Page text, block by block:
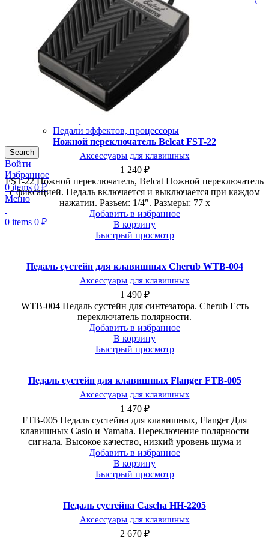
Тренировочные пэды
Ударные
Укулеле
Медиаторы для укулеле
Ремни для укулелеле
Стойки и держатели для укулеле
Укулеле
Фурнитура для укулеле
Чехлы для укулеле
Усилители, комбики, процессоры, педали
Педали эффектов, процессоры
Search
Войти
Избранное
0items 0₽
Меню
0 items 0 ₽
Ножной переключатель Belcat FST-22
Аксессуары для клавишных
1 240 ₽
FST-22 Ножной переключатель, Belcat Ножной переключатель
с фиксацией. Педаль включается и выключается при каждом
нажатии. Разъем: 1/4″. Размеры: 77 х
Добавить в избранное
В корзину
Быстрый просмотр
Педаль сустейн для клавишных Cherub WTB-004
Аксессуары для клавишных
1 490 ₽
WTB-004 Педаль сустейн для синтезатора. Cherub Есть
переключатель полярности.
Добавить в избранное
В корзину
Быстрый просмотр
Педаль сустейн для клавишных Flanger FTB-005
Аксессуары для клавишных
1 470 ₽
FTB-005 Педаль сустейна для клавишных, Flanger Для
клавишных Casio и Yamaha. Переключение полярности
сигнала. Высокое качество, низкий уровень шума и
Добавить в избранное
В корзину
Быстрый просмотр
Педаль сустейна Cascha HH-2205
Аксессуары для клавишных
2 670 ₽